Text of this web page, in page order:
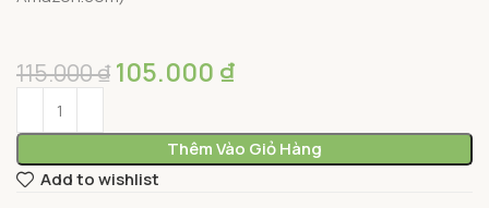
115.000₫ 105.000 ₫
Thêm Vào Giỏ Hàng
Add to wishlist